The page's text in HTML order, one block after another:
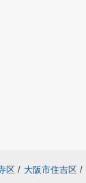
区 / 大阪市住吉区 /